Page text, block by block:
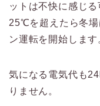
ットは不快に感じ
25℃を超えたら冬
ン運転を開始します
気になる電気代も
りません。